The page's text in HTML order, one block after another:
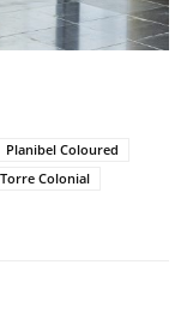
Planibel Coloured
Torre Colonial